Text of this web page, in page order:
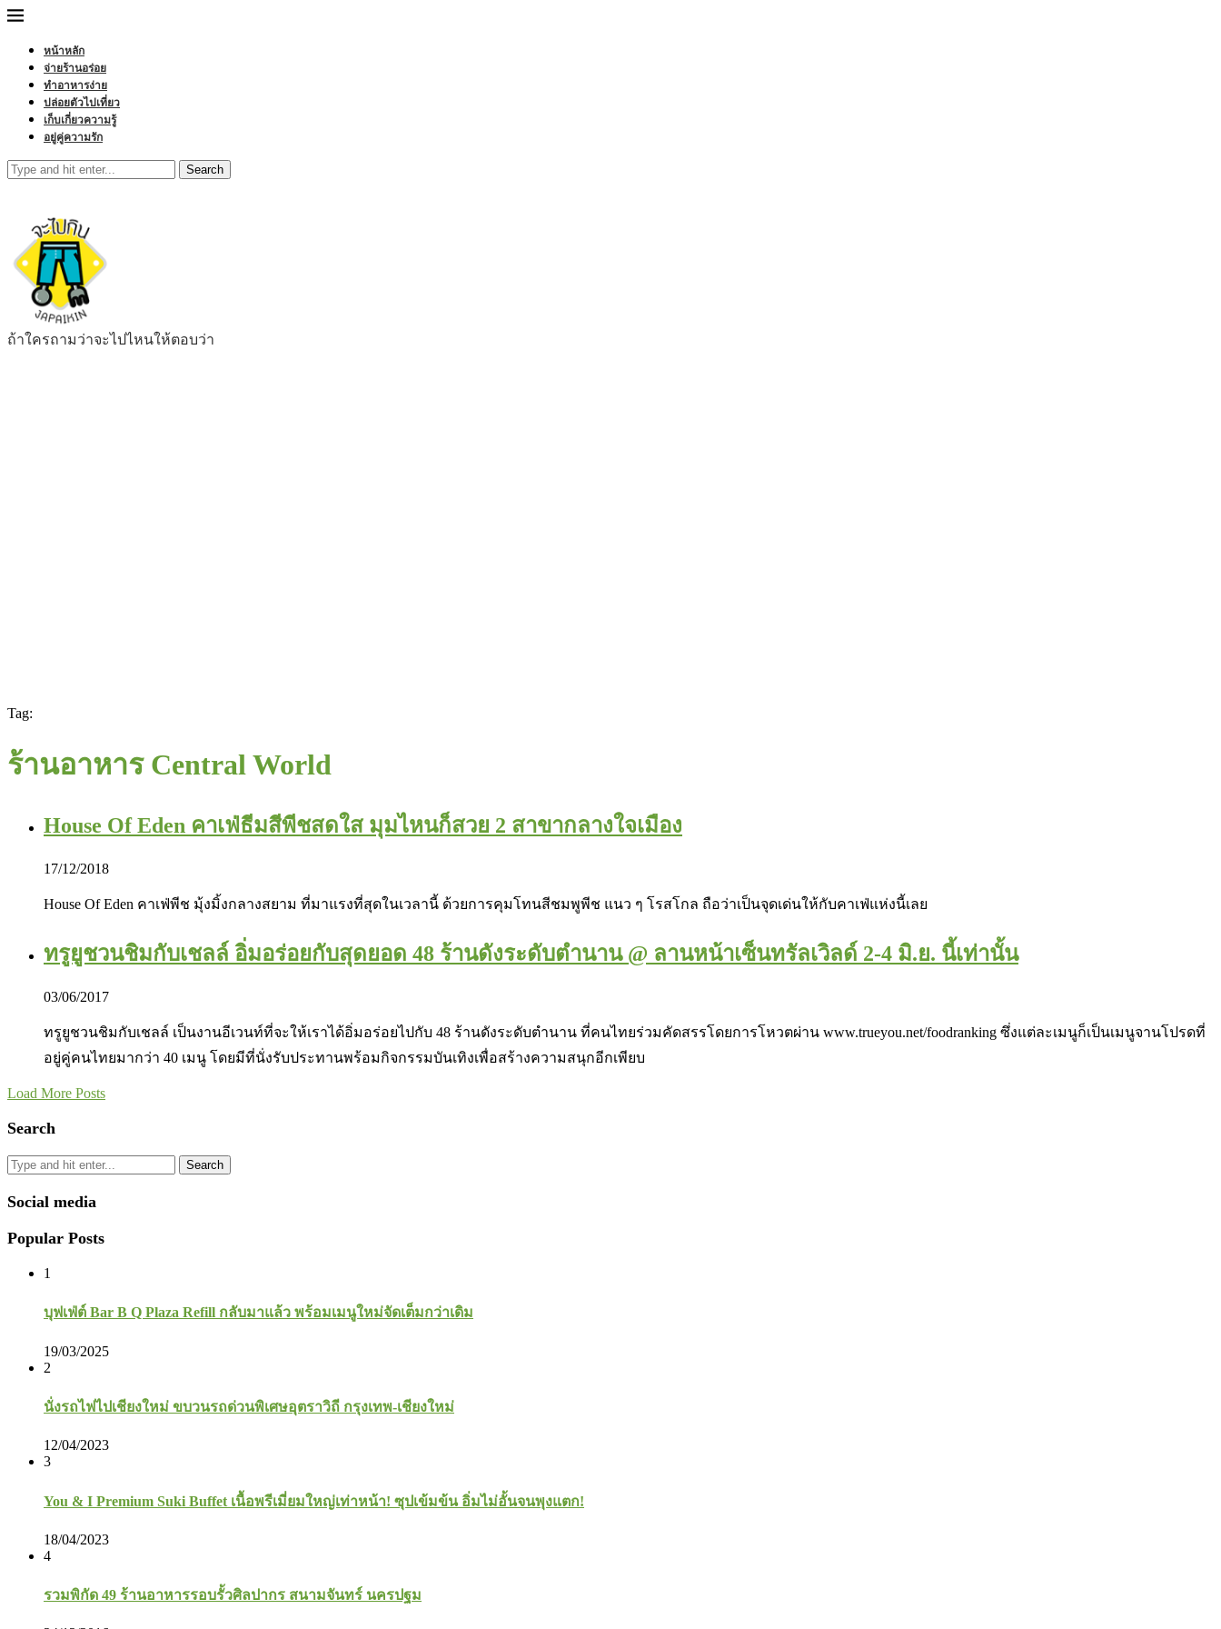
หน้าหลัก
จ่ายร้านอร่อย
ทำอาหารง่าย
ปล่อยตัวไปเที่ยว
เก็บเกี่ยวความรู้
อยู่คู่ความรัก
Search
ถ้าใครถามว่าจะไปไหนให้ตอบว่า
Tag:
ร้านอาหาร Central World
House Of Eden คาเฟ่ธีมสีพีชสดใส มุมไหนก็สวย 2 สาขากลางใจเมือง
17/12/2018
House Of Eden คาเฟ่พีช มุ้งมิ้งกลางสยาม ที่มาแรงที่สุดในเวลานี้ ด้วยการคุมโทนสีชมพูพีช แนว ๆ โรสโกล ถือว่าเป็นจุดเด่นให้กับคาเฟ่แห่งนี้เลย
ทรูยูชวนชิมกับเชลล์ อิ่มอร่อยกับสุดยอด 48 ร้านดังระดับตำนาน @ ลานหน้าเซ็นทรัลเวิลด์ 2-4 มิ.ย. นี้เท่านั้น
03/06/2017
ทรูยูชวนชิมกับเชลล์ เป็นงานอีเวนท์ที่จะให้เราได้อิ่มอร่อยไปกับ 48 ร้านดังระดับตำนาน ที่คนไทยร่วมคัดสรรโดยการโหวตผ่าน www.trueyou.net/foodranking ซึ่งแต่ละเมนูก็เป็นเมนูจานโปรดที่
อยู่คู่คนไทยมากว่า 40 เมนู โดยมีที่นั่งรับประทานพร้อมกิจกรรมบันเทิงเพื่อสร้างความสนุกอีกเพียบ
Load More Posts
Search
Search
Social media
Popular Posts
1
บุฟเฟ่ต์ Bar B Q Plaza Refill กลับมาแล้ว พร้อมเมนูใหม่จัดเต็มกว่าเดิม
19/03/2025
2
นั่งรถไฟไปเชียงใหม่ ขบวนรถด่วนพิเศษอุตราวิถี กรุงเทพ-เชียงใหม่
12/04/2023
3
You & I Premium Suki Buffet เนื้อพรีเมี่ยมใหญ่เท่าหน้า! ซุปเข้มข้น อิ่มไม่อั้นจนพุงแตก!
18/04/2023
4
รวมพิกัด 49 ร้านอาหารรอบรั้วศิลปากร สนามจันทร์ นครปฐม